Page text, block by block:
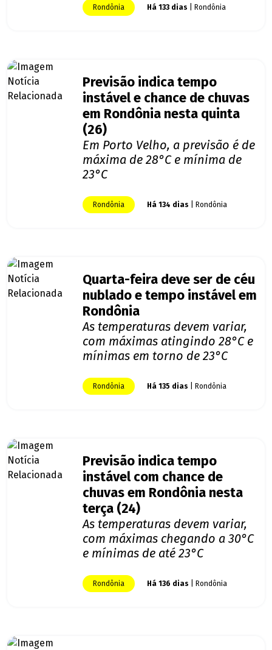
Rondônia Há 133 dias | Rondônia
Previsão indica tempo
instável e chance de chuvas
em Rondônia nesta quinta
(26)
Em Porto Velho, a previsão é de
máxima de 28°C e mínima de
23°C
Rondônia Há 134 dias | Rondônia
Quarta-feira deve ser de céu
nublado e tempo instável em
Rondônia
As temperaturas devem variar,
com máximas atingindo 28°C e
mínimas em torno de 23°C
Rondônia Há 135 dias | Rondônia
Previsão indica tempo
instável com chance de
chuvas em Rondônia nesta
terça (24)
As temperaturas devem variar,
com máximas chegando a 30°C
e mínimas de até 23°C
Rondônia Há 136 dias | Rondônia